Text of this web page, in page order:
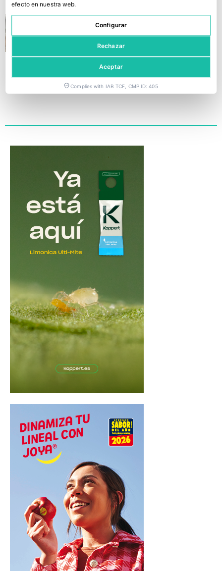
La agricultura española
‘cocina’ en Madrid Fusión
efecto en nuestra web.
Configurar
Rechazar
Aceptar
Complies with IAB TCF, CMP ID: 405